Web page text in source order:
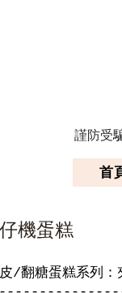
謹防受
首
機蛋糕
/翻糖蛋糕系列：